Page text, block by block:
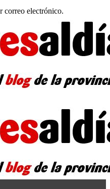
correo electrónico.